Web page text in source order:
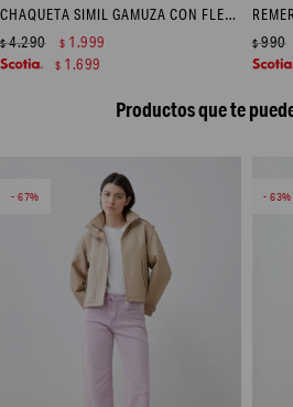
CHAQUETA SIMIL GAMUZA CON FLECOS - BEIGE
$4.290 $ 1.999
$ 1.699
$990
Productos que te
67 63